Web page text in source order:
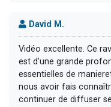
David M.
Vidéo excellente. Ce
est d’une grande
essentielles de
nous avoir fais
continuer de diffuser